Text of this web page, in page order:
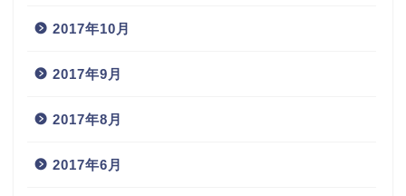
2017年10月
2017年9月
2017年8月
2017年6月